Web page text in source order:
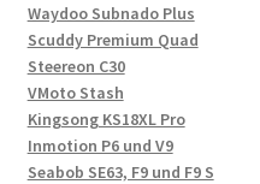
Waydoo Subnado Plus
Scuddy Premium Quad
Steereon C30
VMoto Stash
Kingsong KS18XL Pro
Inmotion P6 und V9
Seabob SE63, F9 und F9 S